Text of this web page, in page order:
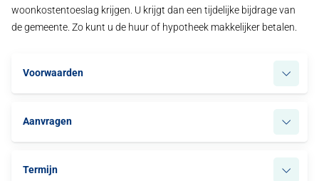
woonkostentoeslag krijgen. U krijgt dan een tijdelijke bijdrage van
de gemeente. Zo kunt u de huur of hypotheek makkelijker betalen.
Voorwaarden
Aanvragen
Termijn